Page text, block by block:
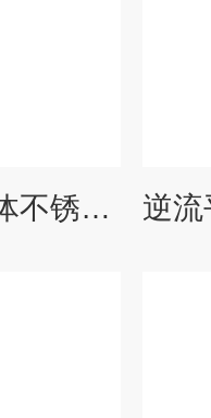
逆流平板式环氧芯体不锈钢余热回收装置